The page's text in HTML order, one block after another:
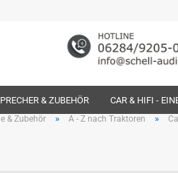
Lieferland
& ZUBEHÖR CAR & HIFI -
& Zubehör » A - Z nach Traktoren »